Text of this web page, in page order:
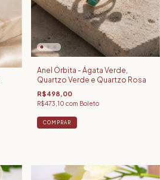
Anel Órbita - Ágata Verde,
Quartzo Verde e Quartzo Rosa
R$498,00
R$473,10 com Boleto
COMPRAR